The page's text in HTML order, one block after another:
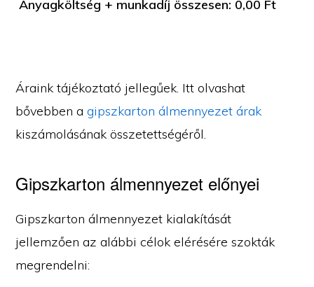
Anyagköltség + munkadíj összesen: 0,00 Ft
Áraink tájékoztató jellegűek. Itt olvashat
bővebben agipszkarton álmennyezet árak
kiszámolásának összetettségéről.
Gipszkarton álmennyezet előnyei
Gipszkarton álmennyezet kialakítását
jellemzően az alábbi célok elérésére szokták
megrendelni: